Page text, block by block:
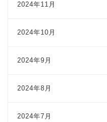
2024年11月
2024年10月
2024年9月
2024年8月
2024年7月